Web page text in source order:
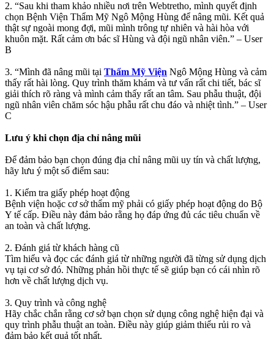
2. “Sau khi tham khảo nhiều nơi trên Webtretho, mình quyết định
chọn Bệnh Viện Thẩm Mỹ Ngô Mộng Hùng để nâng mũi. Kết quả
thật sự ngoài mong đợi, mũi mình trông tự nhiên và hài hòa với
khuôn mặt. Rất cảm ơn bác sĩ Hùng và đội ngũ nhân viên.” – User
B
3. “Mình đã nâng mũi tại Thẩm Mỹ Viện Ngô Mộng Hùng và cảm
thấy rất hài lòng. Quy trình thăm khám và tư vấn rất chi tiết, bác sĩ
giải thích rõ ràng và mình cảm thấy rất an tâm. Sau phẫu thuật, đội
ngũ nhân viên chăm sóc hậu phẫu rất chu đáo và nhiệt tình.” – User
C
Lưu ý khi chọn địa chỉ nâng mũi
Để đảm bảo bạn chọn đúng địa chỉ nâng mũi uy tín và chất lượng,
hãy lưu ý một số điểm sau:
1. Kiểm tra giấy phép hoạt động
Bệnh viện hoặc cơ sở thẩm mỹ phải có giấy phép hoạt động do Bộ
Y tế cấp. Điều này đảm bảo rằng họ đáp ứng đủ các tiêu chuẩn về
an toàn và chất lượng.
2. Đánh giá từ khách hàng cũ
Tìm hiểu và đọc các đánh giá từ những người đã từng sử dụng dịch
vụ tại cơ sở đó. Những phản hồi thực tế sẽ giúp bạn có cái nhìn rõ
hơn về chất lượng dịch vụ.
3. Quy trình và công nghệ
Hãy chắc chắn rằng cơ sở bạn chọn sử dụng công nghệ hiện đại và
quy trình phẫu thuật an toàn. Điều này giúp giảm thiểu rủi ro và
đảm bảo kết quả tốt nhất.